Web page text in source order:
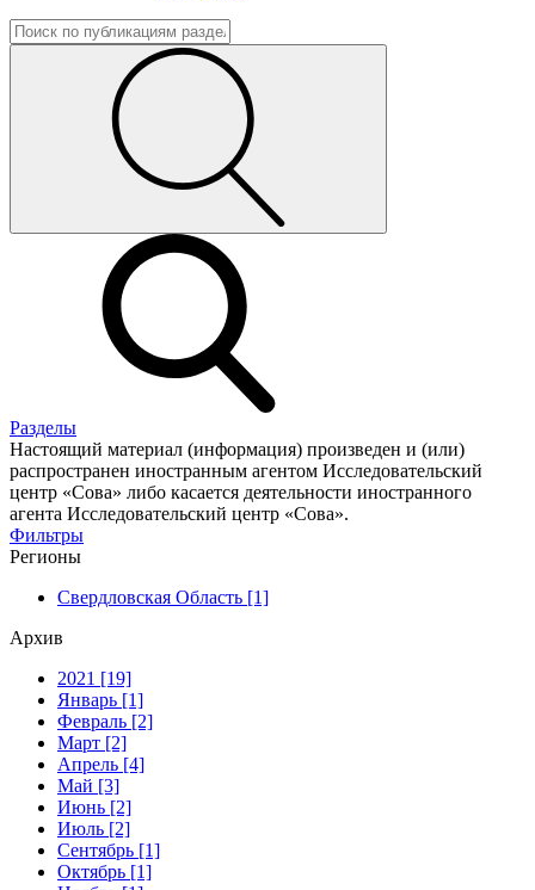
Разделы
Настоящий материал (информация) произведен и (или)
распространен иностранным агентом Исследовательский
центр «Сова» либо касается деятельности иностранного
агента Исследовательский центр «Сова».
Фильтры
Регионы
Свердловская Область [1]
Архив
2021 [19]
Январь [1]
Февраль [2]
Март [2]
Апрель [4]
Май [3]
Июнь [2]
Июль [2]
Сентябрь [1]
Октябрь [1]